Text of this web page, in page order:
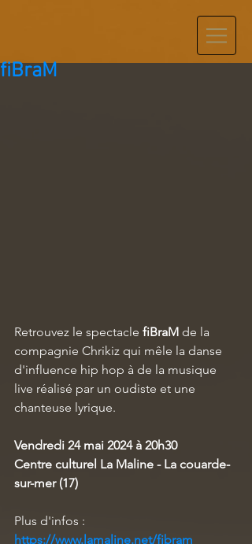
fiBraM
Retrouvez le spectacle fiBraM de la
compagnie Chrikiz qui mêle la danse
d'influence hip hop à de la musique
live réalisé par un oudiste et une
chanteuse lyrique.
Vendredi 24 mai 2024 à 20h30
Centre culturel La Maline - La couarde-
sur-mer (17)
Plus d'infos :
https://www.lamaline.net/fibram